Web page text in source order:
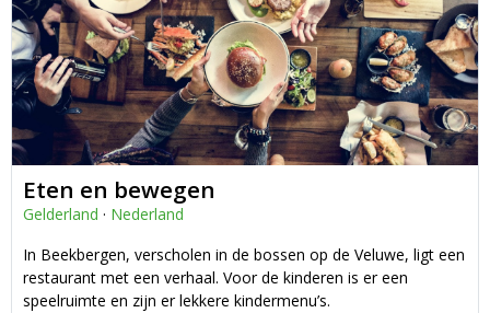
Eten en bewegen
Gelderland · Nederland
In Beekbergen, verscholen in de bossen op de Veluwe, ligt een
restaurant met een verhaal. Voor de kinderen is er een
speelruimte en zijn er lekkere kindermenu’s.